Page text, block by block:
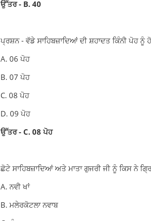
ਉੱਤਰ - B. 40
ਪ੍ਰਸ਼ਨ - ਵੱਡੇ ਸਾਹਿਬਜ਼ਾਦਿਆਂ ਦੀ ਸ਼ਹਾਦਤ ਕਿੰਨੀ ਪੋਹ ਨੂੰ
A. 06 ਪੋਹ
B. 07 ਪੋਹ
C. 08 ਪੋਹ
D. 09 ਪੋਹ
ਉੱਤਰ - C. 08 ਪੋਹ
ਛੋਟੇ ਸਾਹਿਬਜ਼ਾਦਿਆਂ ਅਤੇ ਮਾਤਾ ਗੁਜਰੀ ਜੀ ਨੂੰ ਕਿਸ ਨੇ
A. ਨਵੀ ਖਾਂ
B. ਮਲੇਰਕੋਟਲਾ ਨਵਾਬ